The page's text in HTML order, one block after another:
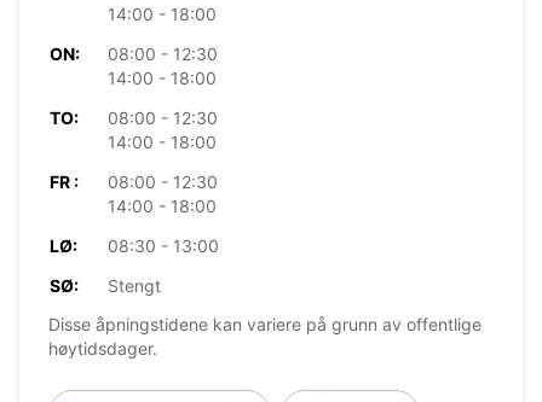
14:00 - 18:00
ON:
08:00 - 12:30
14:00 - 18:00
TO:
08:00 - 12:30
14:00 - 18:00
FR :
08:00 - 12:30
14:00 - 18:00
LØ:
08:30 - 13:00
SØ:
Stengt
Disse åpningstidene kan variere på grunn av offentlige
høytidsdager.